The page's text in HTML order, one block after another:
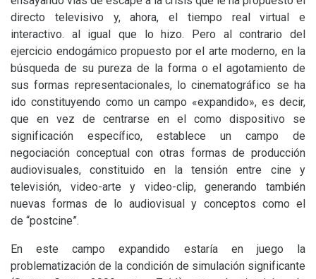
directo televisivo y, ahora, el tiempo real virtual e
interactivo. al igual que lo hizo. Pero al contrario del
ejercicio endogámico propuesto por el arte moderno, en la
búsqueda de su pureza de la forma o el agotamiento de
sus formas representacionales, lo cinematográfico se ha
ido constituyendo como un campo «expandido», es decir,
que en vez de centrarse en el como dispositivo se
significación específico, establece un campo de
negociación conceptual con otras formas de producción
audiovisuales, constituido en la tensión entre cine y
televisión, video-arte y video-clip, generando también
nuevas formas de lo audiovisual y conceptos como el
de “postcine”.
En este campo expandido estaría en juego la
problematización de la condición de simulación significante